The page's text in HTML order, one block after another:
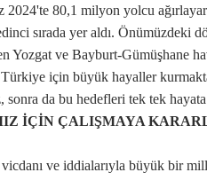
2024'te 80,1 milyon yolcu
sırada yer aldı. Önümüzdeki
Yozgat ve Bayburt-Gümüşhane
Türkiye için büyük hayaller
sonra da bu hedefleri tek tek
İÇİN ÇALIŞMAYA
ve iddialarıyla büyük bir